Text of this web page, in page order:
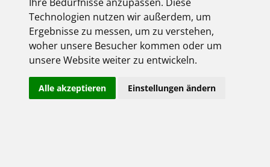
Technologien nutzen wir außerdem, um
Ergebnisse zu messen, um zu verstehen,
woher unsere Besucher kommen oder um
unsere Website weiter zu entwickeln.
Alle akzeptieren Einstellungen ändern
Verlässlich - Innovativ - Persönlich